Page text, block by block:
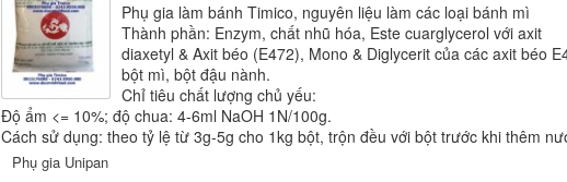
Phụ gia làm bánh Timico, nguyên liệu làm các loại bánh mì
Thành phần: Enzym, chất nhũ hóa, Este cuarglycerol với axit
diaxetyl & Axit béo (E472), Mono & Diglycerit của các axit béo
bột mì, bột đậu nành.
Chỉ tiêu chất lượng chủ yếu:
Độ ẩm <= 10%; độ chua: 4-6ml NaOH 1N/100g.
Cách sử dụng: theo tỷ lệ từ 3g-5g cho 1kg bột, trộn đều với bột trước khi thêm
Phụ gia Unipan